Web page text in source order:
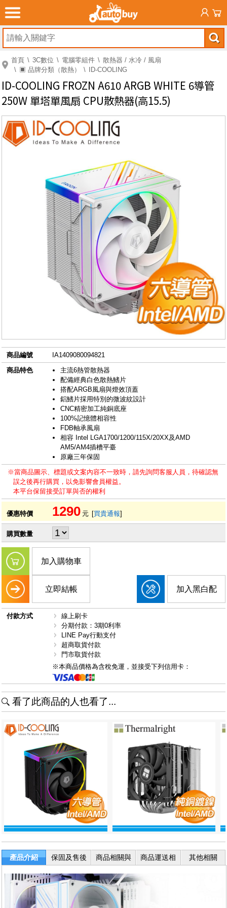
首頁 3C數位 電腦零組件
散熱器 / 水冷 / 風扇
▣ 品牌分類（散熱）
ID-COOLING
ID-COOLING FROZN A610 ARGB WHITE 6導管
250W 單塔單風扇 CPU散熱器(高15.5)
商品編號
IA1409080094821
商品特色
主流6熱管散熱器
配備經典白色散熱鰭片
搭配ARGB風扇與燈效頂蓋
鋁鰭片採用特別的微波紋設計
CNC精密加工純銅底座
100%記憶體相容性
FDB軸承風扇
相容 Intel LGA1700/1200/115X/20XX及AMD
AM5/AM4插槽平臺
原廠三年保固
※當商品圖示、標題或文案內容不一致時，請先詢問客服人員，待確認無
誤之後再行購買，以免影響會員權益。
本平台保留接受訂單與否的權利
優惠特價 1290 元 [買貴通報]
購買數量
加入購物車
立即結帳 加入黑白配
付款方式
線上刷卡
分期付款：3期0利率
LINE Pay行動支付
超商取貨付款
門市取貨付款
※本商品價格為含稅免運，並接受下列信用卡：
看了此商品的人也看了...
產品介紹
保固及售後
服務
商品相關與
退換貨
商品運送相
其他相關